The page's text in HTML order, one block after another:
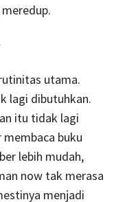
utama.
lagi dibutuhkan.
itu tidak lagi
buku
lebih mudah,
now tak merasa
menjadi